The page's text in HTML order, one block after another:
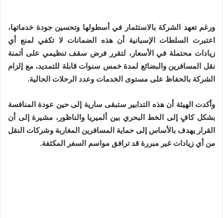
ورغم تعهد الشركة بالاستثمار في أسطولها وتحسين جودة خدماتها،
اعتبرت السلطات الإسبانية أن هذه الضمانات لا تكفي لمنع أي
زيادات محتملة في الأسعار، لتقرر فرض سقف تنظيمي على أثمنة
نقل المسافرين والبضائع لمدة خمس سنوات قابلة للتمديد، مع إلزام
الشركة بالحفاظ على مستوى الخدمات وعدد الرحلات الحالية.
وأكدت الهيئة أن هذه التدابير ستبقى سارية إلى حين عودة المنافسة
بشكل كافٍ إلى الخط البحري بين ألميريا والناظور، مشيرة إلى أن
القرار يهدف بالأساس إلى حماية المسافرين المغاربة وشركات النقل
من أي زيادات غير مبررة قد ترافق مواسم السفر المكثفة.